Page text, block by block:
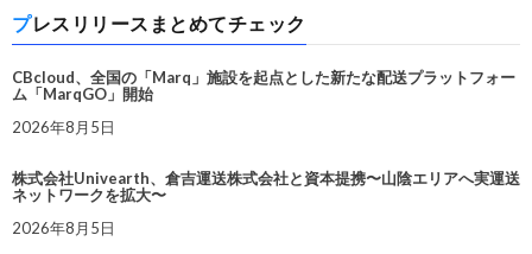
プレスリリースまとめてチェック
CBcloud、全国の「Marq」施設を起点とした新たな配送プラットフォー
ム「MarqGO」開始
2026年8月5日
株式会社Univearth、倉吉運送株式会社と資本提携〜山陰エリアへ実運送
ネットワークを拡大〜
2026年8月5日